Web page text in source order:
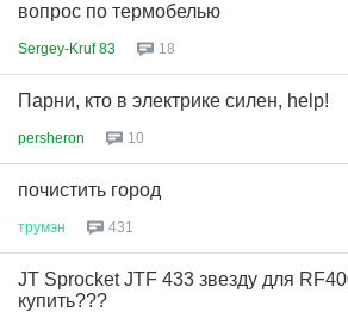
вопрос по термобелью
Sergey-Kruf 83 18
Парни, кто в электрике силен, help!
persheron 10
почистить город
трумэн 431
JT Sprocket JTF 433 звезду для
купить???